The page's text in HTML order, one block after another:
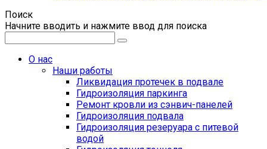
Поиск
Начните вводить и нажмите ввод для поиска
О нас
Наши работы
Ликвидация протечек в подвале
Гидроизоляция паркинга
Ремонт кровли из сэнвич-панелей
Гидроизоляция подвала
Гидроизоляция резеруара с питевой
водой